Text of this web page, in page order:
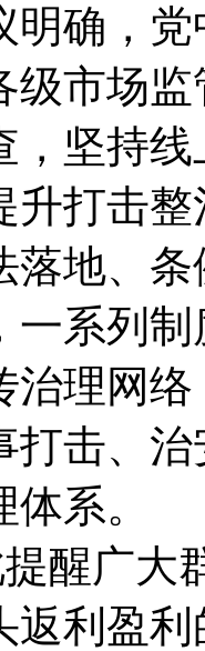
明确，
级市场
，坚持
升打击
地、条
一系列
治理网
打击、
系。
广大
返利盈